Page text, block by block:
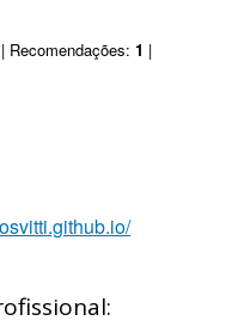
| Recomendações: 1 |